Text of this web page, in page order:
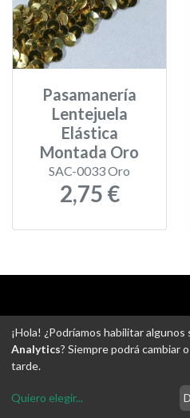
Pasamanería
Lentejuela
Elástica
Montada Oro
SAC-0033 Oro
2,75 €
-Gastos de envío-Uso de
¡Hola! ¿Podríamos habilitar
Analytics? Siempre podrá cambiar
tarde.
Quiero elegir...